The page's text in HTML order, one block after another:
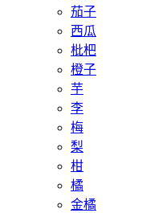
茄子
西瓜
枇杷
橙子
芋
李
梅
梨
柑
橘
金橘